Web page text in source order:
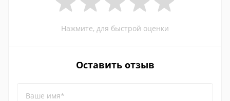
Нажмите, для быстрой оценки
Оставить отзыв
Ваше имя*